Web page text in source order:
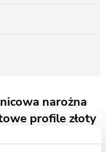
narożna
profile złoty